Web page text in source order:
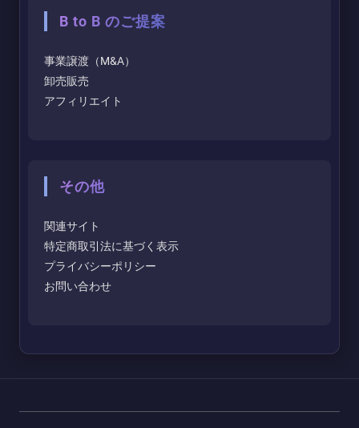
B to B のご提案
事業譲渡（M&A）
卸売販売
アフィリエイト
その他
関連サイト
特定商取引法に基づく表示
プライバシーポリシー
お問い合わせ